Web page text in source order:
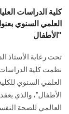
كلية الدراسات
العلمي السنوي
الأطفال"
تحت رعاية الأستاذ
نظمت كلية
العلمي السنوي
الأطفال"، والذي
العالمي للصحة